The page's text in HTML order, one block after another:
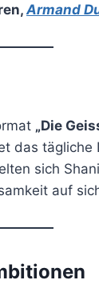
, Armand
„Die
das tägliche
sich
auf